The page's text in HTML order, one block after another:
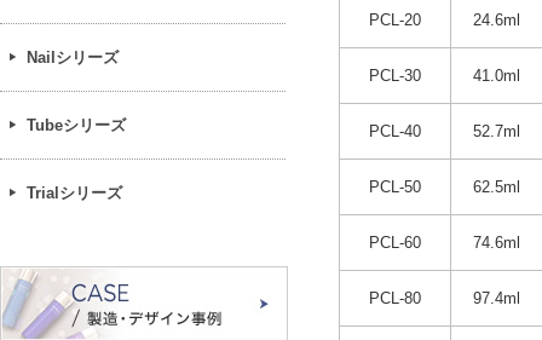
PCL-20 24.6ml
PCL-30 41.0ml
PCL-40 52.7ml
PCL-50 62.5ml
PCL-60 74.6ml
PCL-80 97.4ml
Nailシリーズ
Tubeシリーズ
Trialシリーズ